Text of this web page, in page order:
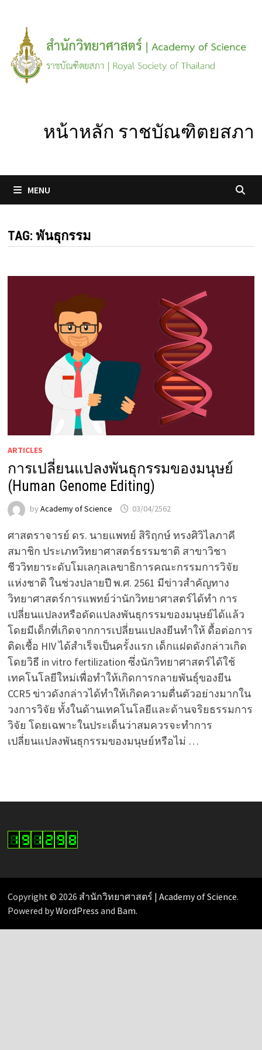
content
หน้าหลัก ราชบัณฑิตยสภา
MENU
TAG: พันธุกรรม
ARTICLES
การเปลี่ยนแปลงพันธุกรรมของมนุษย์
(Human Genome Editing)
by Academy of Science 03/04/2562
ศาสตราจารย์ ดร. นายแพทย์ สิริฤกษ์ ทรงศิวิไลภาคี
สมาชิก ประเภทวิทยาศาสตร์ธรรมชาติ สาขาวิชา
ชีววิทยาระดับโมเลกุลเลขาธิการคณะกรรมการวิจัย
แห่งชาติ ในช่วงปลายปี พ.ศ. 2561 มีข่าวสำคัญทาง
วิทยาศาสตร์การแพทย์ว่านักวิทยาศาสตร์ได้ทำ การ
เปลี่ยนแปลงหรือดัดแปลงพันธุกรรมของมนุษย์ได้แล้ว
โดยมีเด็กที่เกิดจากการเปลี่ยนแปลงยีนทำให้ ดื้อต่อการ
ติดเชื้อ HIV ได้สำเร็จเป็นครั้งแรก เด็กแฝดดังกล่าวเกิด
โดยวิธี in vitro fertilization ซึ่งนักวิทยาศาสตร์ได้ใช้
เทคโนโลยีใหม่เพื่อทำให้เกิดการกลายพันธุ์ของยีน
CCR5 ข่าวดังกล่าวได้ทำให้เกิดความตื่นตัวอย่างมากใน
วงการวิจัย ทั้งในด้านเทคโนโลยีและด้านจริยธรรมการ
วิจัย โดยเฉพาะในประเด็นว่าสมควรจะทำการ
เปลี่ยนแปลงพันธุกรรมของมนุษย์หรือไม่ …
Copyright © 2026 สำนักวิทยาศาสตร์ | Academy of Science.
Powered byWordPress and Bam.